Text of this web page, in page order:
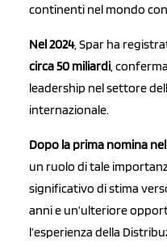
continenti nel mondo
Nel 2024, Spar ha
circa 50 miliardi ,
leadership nel settore
internazionale.
Dopo la prima nomina nel
un ruolo di tale
significativo di stima
anni e un’ulteriore
l’esperienza della